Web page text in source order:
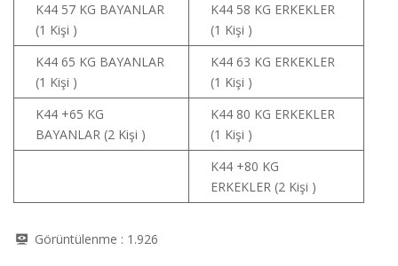
K44 57 KG BAYANLAR
(1 Kişi )
K44 58 KG ERKEKLER
(1 Kişi )
K44 65 KG BAYANLAR
(1 Kişi )
K44 63 KG ERKEKLER
(1 Kişi )
K44 +65 KG
BAYANLAR (2 Kişi )
K44 80 KG ERKEKLER
(1 Kişi )
K44 +80 KG
ERKEKLER (2 Kişi )
Görüntülenme : 1.926